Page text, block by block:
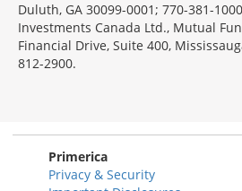
Duluth, GA 30099-0001; 770-381-
Investments Canada Ltd., Mutual
Financial Drive, Suite 400,
812-2900.
Primerica
Privacy & Security